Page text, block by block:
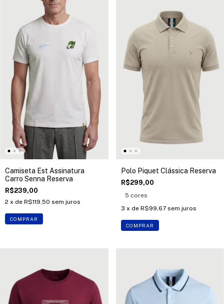
Camiseta Est Assinatura
Carro Senna Reserva
R$239,00
2 x de R$119,50 sem juros
COMPRAR
Polo Piquet Clássica Reserva
R$299,00
5 cores
3 x de R$99,67 sem juros
COMPRAR